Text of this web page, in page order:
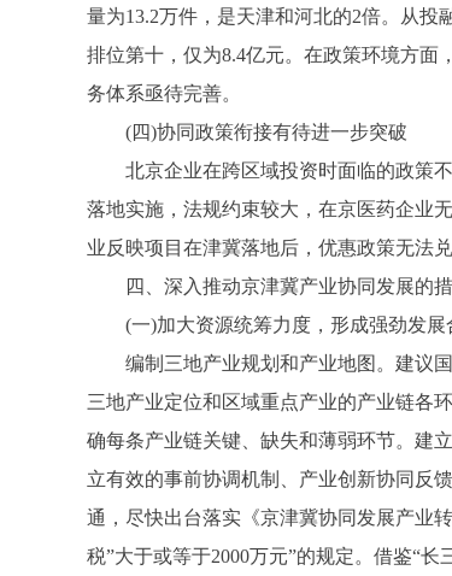
量为13.2万件，是天津和河北的2倍。从投
排位第十，仅为8.4亿元。在政策环境方面
务体系亟待完善。
(四)协同政策衔接有待进一步突破
北京企业在跨区域投资时面临的政策不
落地实施，法规约束较大，在京医药企业
业反映项目在津冀落地后，优惠政策无法
四、深入推动京津冀产业协同发展的
(一)加大资源统筹力度，形成强劲发展
编制三地产业规划和产业地图。建议国
三地产业定位和区域重点产业的产业链各
确每条产业链关键、缺失和薄弱环节。建
立有效的事前协调机制、产业创新协同反
通，尽快出台落实《京津冀协同发展产业
税”大于或等于2000万元”的规定。借鉴“